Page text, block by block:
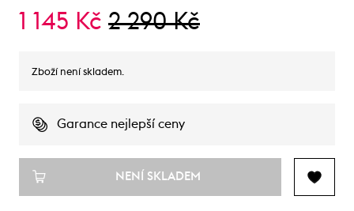
1 145 Kč 2 290 Kč
Zboží není skladem.
Garance nejlepší ceny
NENÍ SKLADEM